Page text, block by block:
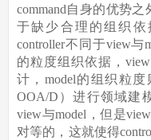
command自身的优势
于缺少合理的组织依
controller不同于view与
的粒度组织依据，
计，model的组织粒
OOA/D）进行领域建
view与model，但是
对等的，这就使得